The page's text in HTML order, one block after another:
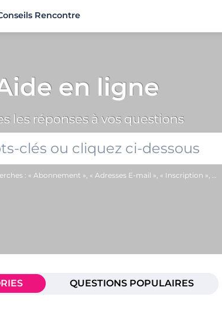
Rencontre
en ligne
les réponses à vos questions
: « Abonnement », « Adresses E-mail », « Inscription », …
QUESTIONS POPULAIRES